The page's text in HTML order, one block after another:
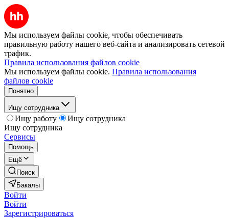
Мы используем файлы cookie, чтобы обеспечивать
правильную работу нашего веб-сайта и анализировать сетевой
трафик.
Правила использования файлов cookie
Мы используем файлы cookie. Правила использования
файлов cookie
Понятно
Ищу сотрудника
Ищу работу
Ищу сотрудника
Ищу сотрудника
Сервисы
Помощь
Ещё
Поиск
Бакалы
Войти
Войти
Зарегистрироваться